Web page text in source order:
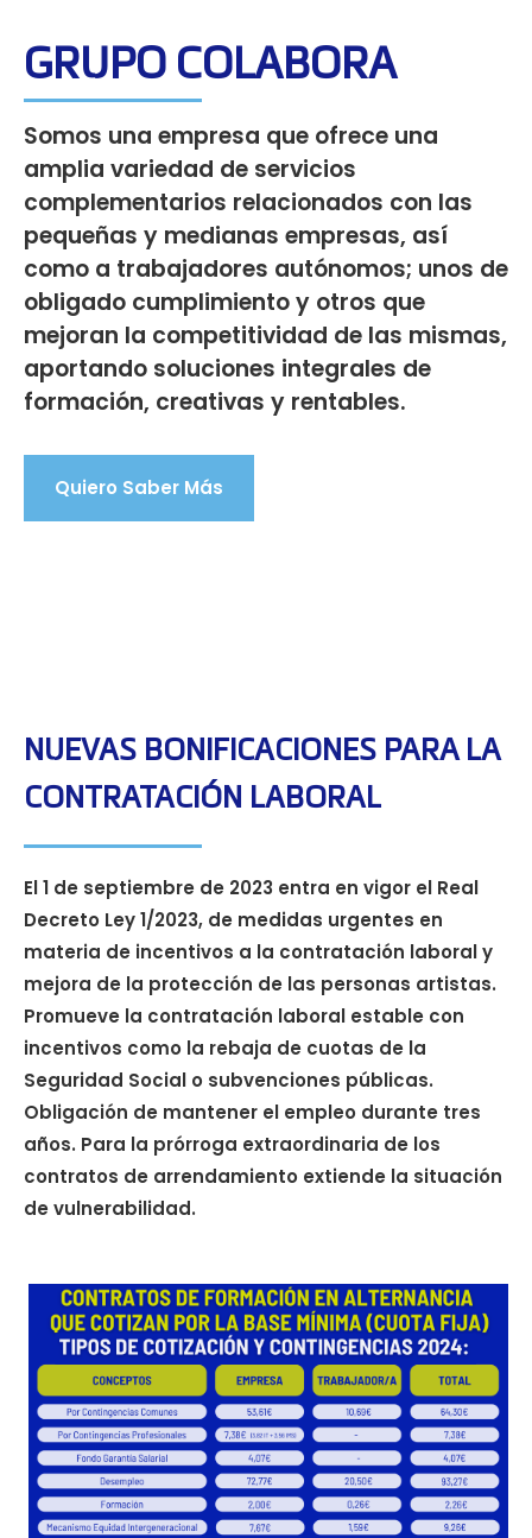
GRUPO COLABORA
Somos una empresa que ofrece una
amplia variedad de servicios
complementarios relacionados con las
pequeñas y medianas empresas, así
como a trabajadores autónomos; unos de
obligado cumplimiento y otros que
mejoran la competitividad de las mismas,
aportando soluciones integrales de
formación, creativas y rentables.
Quiero Saber Más
NUEVAS BONIFICACIONES PARA LA
CONTRATACIÓN LABORAL
El 1 de septiembre de 2023 entra en vigor el Real
Decreto Ley 1/2023, de medidas urgentes en
materia de incentivos a la contratación laboral y
mejora de la protección de las personas artistas.
Promueve la contratación laboral estable con
incentivos como la rebaja de cuotas de la
Seguridad Social o subvenciones públicas.
Obligación de mantener el empleo durante tres
años. Para la prórroga extraordinaria de los
contratos de arrendamiento extiende la situación
de vulnerabilidad.